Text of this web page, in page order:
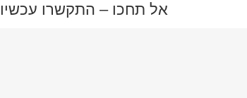
אל תחכו – התקשרו עכשיו